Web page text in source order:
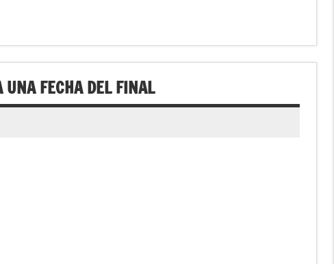
UNA FECHA DEL FINAL